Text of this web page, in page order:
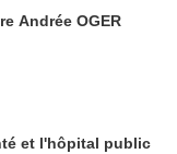
Andrée OGER
et l'hôpital public